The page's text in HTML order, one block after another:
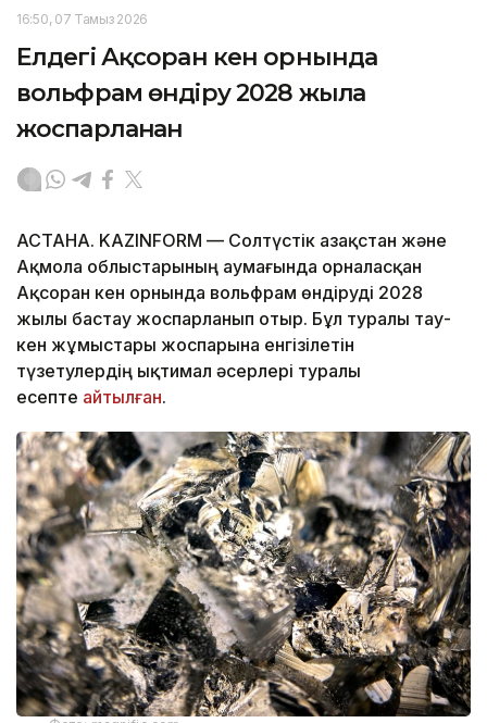
16:50, 07 Тамыз 2026
Елдегі Ақсоран кен орнында
вольфрам өндіру 2028 жылға
жоспарланған
АСТАНА. KAZINFORM — Солтүстік Қазақстан және
Ақмола облыстарының аумағында орналасқан
Ақсоран кен орнында вольфрам өндіруді 2028
жылы бастау жоспарланып отыр. Бұл туралы тау-
кен жұмыстары жоспарына енгізілетін
түзетулердің ықтимал әсерлері туралы
есепте айтылған.